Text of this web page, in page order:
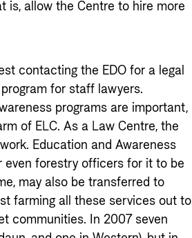
is, allow the Centre to hire more
contacting the EDO for a legal
for staff lawyers.
programs are important,
of ELC. As a Law Centre, the
Education and Awareness
even forestry officers for it to be
may also be transferred to
farming all these services out to
communities. In 2007 seven